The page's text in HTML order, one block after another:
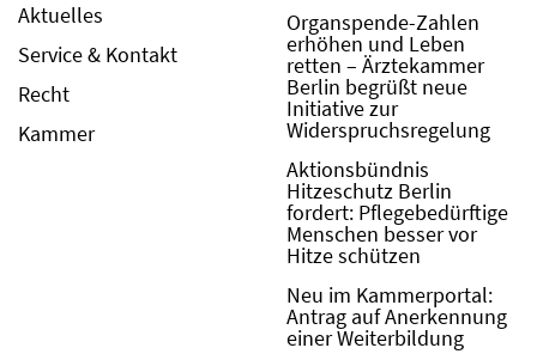
Aktuelles
Service & Kontakt
Recht
Kammer
Organspende-Zahlen
erhöhen und Leben
retten – Ärztekammer
Berlin begrüßt neue
Initiative zur
Widerspruchsregelung
Aktionsbündnis
Hitzeschutz Berlin
fordert: Pflegebedürftige
Menschen besser vor
Hitze schützen
Neu im Kammerportal:
Antrag auf Anerkennung
einer Weiterbildung